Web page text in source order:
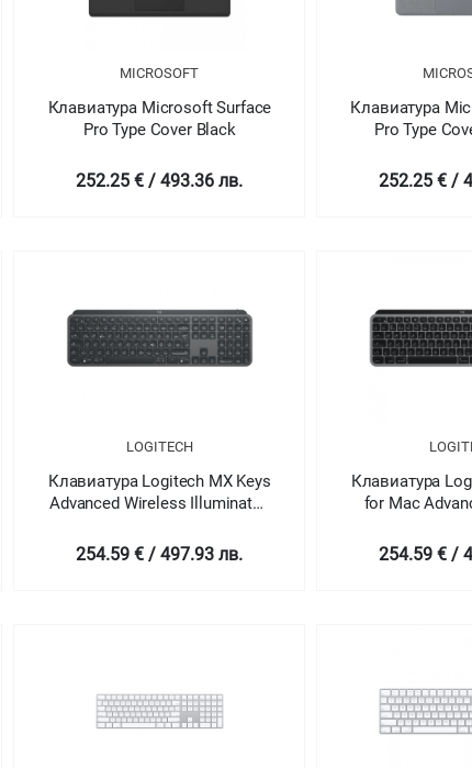
MICROSOFT
Клавиатура Microsoft Surface
Pro Type Cover Black
252.25 € / 493.36 лв.
Клавиатура
Pro Type
252.25 € /
LOGITECH
Клавиатура Logitech MX Keys
Advanced Wireless Illuminated
INT'L - 2.4GHZ/BT - N/A -
254.59 € / 497.93 лв.
Клавиатура
for Mac
GREY - US
254.59 € /